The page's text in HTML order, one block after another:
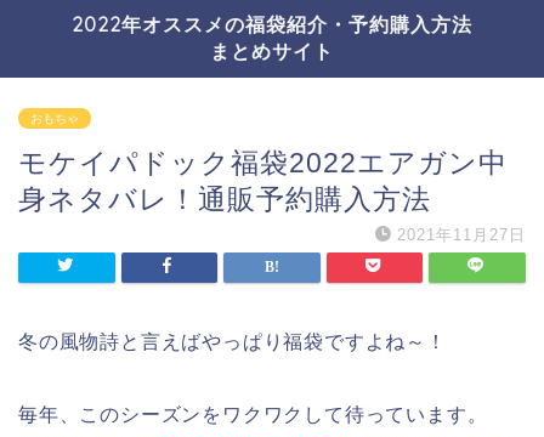
2022年オススメの福袋紹介・予約購入方法
まとめサイト
おもちゃ
モケイパドック福袋2022エアガン中
身ネタバレ！通販予約購入方法
2021年11月27日
冬の風物詩と言えばやっぱり福袋ですよね～！
毎年、このシーズンをワクワクして待っています。